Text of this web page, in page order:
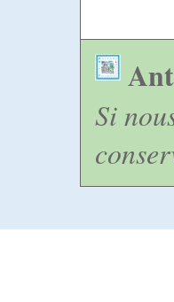
Si